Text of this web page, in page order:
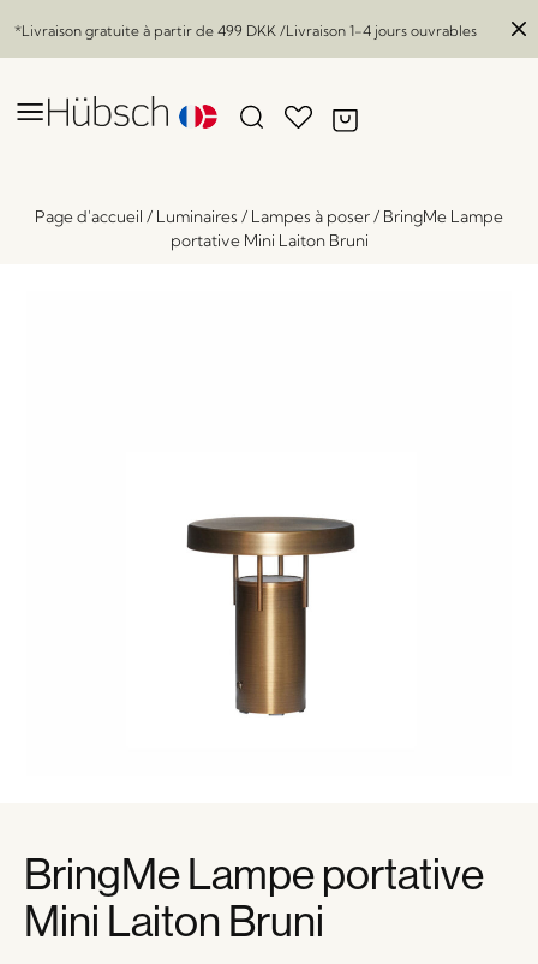
*Livraison gratuite à partir de 499 DKK /Livraison 1-4 jours ouvrables
Page d'accueil / Luminaires / Lampes à poser/ BringMe Lampe
portative Mini Laiton Bruni
BringMe Lampe portative
Mini Laiton Bruni